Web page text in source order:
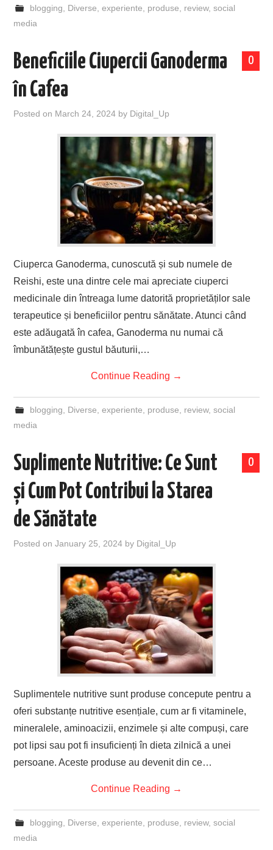
blogging Diverse experiente produse review, social
media
0
Beneficiile Ciupercii Ganoderma
în Cafea
Posted on March 24, 2024 by Digital_Up
Ciuperca Ganoderma, cunoscută și sub numele de
Reishi, este una dintre cele mai apreciate ciuperci
medicinale din întreaga lume datorită proprietăților sale
terapeutice și beneficiilor pentru sănătate. Atunci când
este adăugată în cafea, Ganoderma nu numai că
îmbunătățește gustul băuturii,…
Continue Reading →
blogging Diverse experiente produse review, social
media
0
Suplimente Nutritive: Ce Sunt
și Cum Pot Contribui la Starea
de Sănătate
Posted onJanuary 25, 2024 by Digital_Up
Suplimentele nutritive sunt produse concepute pentru a
oferi substanțe nutritive esențiale, cum ar fi vitaminele,
mineralele, aminoacizii, enzimele și alte compuși, care
pot lipsi sau pot fi insuficienți în dieta zilnică a unei
persoane. Aceste produse au devenit din ce…
Continue Reading →
blogging Diverse experiente produse review, social
media